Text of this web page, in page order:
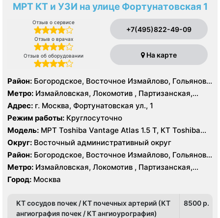
МРТ КТ и УЗИ на улице Фортунатовская 1
Отзыв о сервисе
Отзыв о врачах
Отзыв об оборудовании
+7(495)822-49-09
На карте
Район: Богородское, Восточное Измайлово, Гольяново,
Измайлово, Соколиная Гора
Метро: Измайловская, Локомотив , Партизанская,
Преображенская площадь, Черкизовская
Адрес: г. Москва, Фортунатовская ул., 1
Режим работы: Круглосуточно
Модель: МРТ Toshiba Vantage Atlas 1.5 Т, КТ Toshiba
Aquilion Prime 160 срезов, Toshiba Aquilion CXL 128
срезов, Body Tom 32 среза УЗИ GE Voluson E8, GE Vivid
9
Округ: Восточный административный округ
Район: Богородское, Восточное Измайлово, Гольяново,
Измайлово, Соколиная Гора
Метро: Измайловская, Локомотив , Партизанская,
Преображенская площадь, Черкизовская
Город: Москва
КТ сосудов почек / КТ почечных артерий (КТ
ангиография почек / КТ ангиоурография)
8500 p.